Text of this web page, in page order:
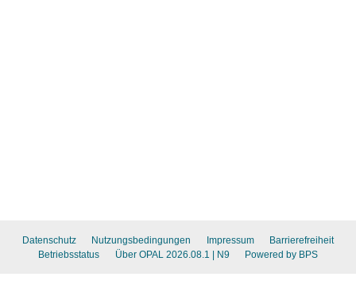
Datenschutz Nutzungsbedingungen Impressum
Barrierefreiheit
Betriebsstatus
Über OPAL 2026.08.1 | N9 Powered by BPS